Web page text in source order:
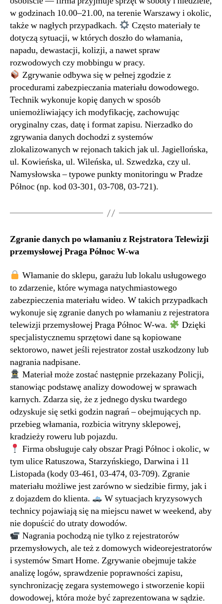
w godzinach 10.00–21.00, na terenie Warszawy i okolic,
także w nagłych przypadkach.
Często materiały te
dotyczą sytuacji, w których doszło do włamania,
napadu, dewastacji, kolizji, a nawet spraw
rozwodowych czy mobbingu w pracy.
Zgrywanie odbywa się w pełnej zgodzie z
procedurami zabezpieczania materiału dowodowego.
Technik wykonuje kopię danych w sposób
uniemożliwiający ich modyfikację, zachowując
oryginalny czas, datę i format zapisu. Nierzadko do
zgrywania danych dochodzi z systemów
zlokalizowanych w rejonach takich jak ul. Jagiellońska,
ul. Kowieńska, ul. Wileńska, ul. Szwedzka, czy ul.
Namysłowska – typowe punkty monitoringu w Pradze
Północ (np. kod 03-301, 03-708, 03-721).
Zgranie danych po włamaniu z Rejstratora Telewizji
przemysłowej Praga Północ W-wa
Włamanie do sklepu, garażu lub lokalu usługowego
to zdarzenie, które wymaga natychmiastowego
zabezpieczenia materiału wideo. W takich przypadkach
wykonuje się zgranie danych po włamaniu z rejestratora
telewizji przemysłowej Praga Północ W-wa.
Dzięki
specjalistycznemu sprzętowi dane są kopiowane
sektorowo, nawet jeśli rejestrator został uszkodzony lub
nagrania nadpisane.
Materiał może zostać następnie przekazany Policji,
stanowiąc podstawę analizy dowodowej w sprawach
karnych. Zdarza się, że z jednego dysku twardego
odzyskuje się setki godzin nagrań – obejmujących np.
przebieg włamania, rozbicia witryny sklepowej,
kradzieży roweru lub pojazdu.
Firma obsługuje cały obszar Pragi Północ i okolic, w
tym ulice Ratuszowa, Starzyńskiego, Darwina i 11
Listopada (kody 03-461, 03-474, 03-709). Zgranie
materiału możliwe jest zarówno w siedzibie firmy, jak i
z dojazdem do klienta.
W sytuacjach kryzysowych
technicy pojawiają się na miejscu nawet w weekend, aby
nie dopuścić do utraty dowodów.
Nagrania pochodzą nie tylko z rejestratorów
przemysłowych, ale też z domowych wideorejestratorów
i systemów Smart Home. Zgrywanie obejmuje także
analizę logów, sprawdzenie poprawności zapisu,
synchronizację zegara systemowego i stworzenie kopii
dowodowej, która może być zaprezentowana w sądzie.